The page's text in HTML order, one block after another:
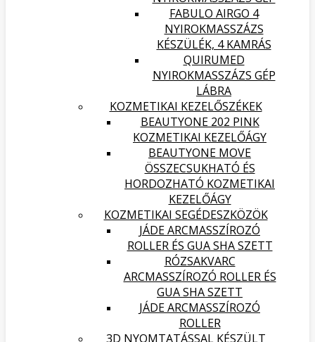
FABULO AIRGO 4
NYIROKMASSZÁZS
KÉSZÜLÉK, 4 KAMRÁS
QUIRUMED
NYIROKMASSZÁZS GÉP
LÁBRA
KOZMETIKAI KEZELŐSZÉKEK
BEAUTYONE 202 PINK
KOZMETIKAI KEZELŐÁGY
BEAUTYONE MOVE
ÖSSZECSUKHATÓ ÉS
HORDOZHATÓ KOZMETIKAI
KEZELŐÁGY
KOZMETIKAI SEGÉDESZKÖZÖK
JÁDE ARCMASSZÍROZÓ
ROLLER ÉS GUA SHA SZETT
RÓZSAKVARC
ARCMASSZÍROZÓ ROLLER ÉS
GUA SHA SZETT
JÁDE ARCMASSZÍROZÓ
ROLLER
3D NYOMTATÁSSAL KÉSZÜLT